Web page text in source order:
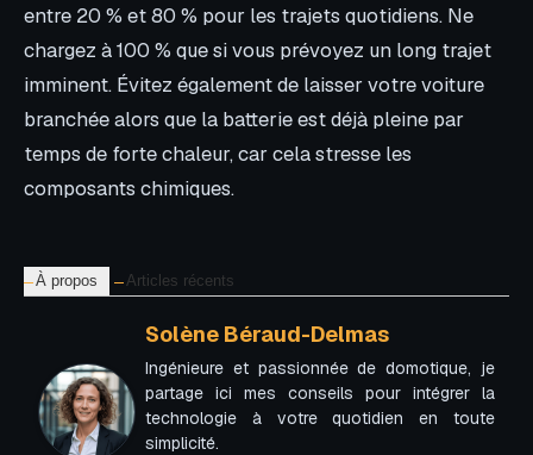
entre 20 % et 80 % pour les trajets quotidiens. Ne
chargez à 100 % que si vous prévoyez un long trajet
imminent. Évitez également de laisser votre voiture
branchée alors que la batterie est déjà pleine par
temps de forte chaleur, car cela stresse les
composants chimiques.
À propos Articles récents
Solène Béraud-Delmas
Ingénieure et passionnée de domotique, je
partage ici mes conseils pour intégrer la
technologie à votre quotidien en toute
simplicité.